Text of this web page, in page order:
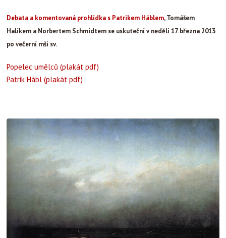
Debata a komentovaná prohlídka s Patrikem Háblem, Tomášem
Halíkem a Norbertem Schmidtem se uskuteční v neděli 17. března 2013
po večerní mši sv.
Popelec umělců (plakát pdf)
Patrik Hábl (plakát pdf)